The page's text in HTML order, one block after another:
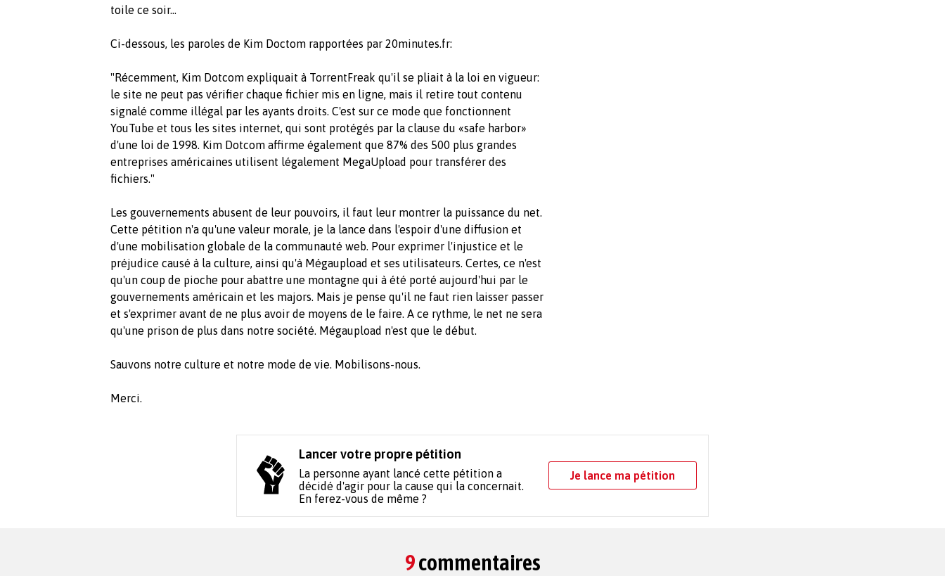
toile ce soir...
Ci-dessous, les paroles de Kim Doctom rapportées par 20minutes.fr:
"Récemment, Kim Dotcom expliquait à TorrentFreak qu'il se pliait à la loi en vigueur:
le site ne peut pas vérifier chaque fichier mis en ligne, mais il retire tout contenu
signalé comme illégal par les ayants droits. C'est sur ce mode que fonctionnent
YouTube et tous les sites internet, qui sont protégés par la clause du «safe harbor»
d'une loi de 1998. Kim Dotcom affirme également que 87% des 500 plus grandes
entreprises américaines utilisent légalement MegaUpload pour transférer des
fichiers."
Les gouvernements abusent de leur pouvoirs, il faut leur montrer la puissance du net.
Cette pétition n'a qu'une valeur morale, je la lance dans l'espoir d'une diffusion et
d'une mobilisation globale de la communauté web. Pour exprimer l'injustice et le
préjudice causé à la culture, ainsi qu'à Mégaupload et ses utilisateurs. Certes, ce n'est
qu'un coup de pioche pour abattre une montagne qui à été porté aujourd'hui par le
gouvernements américain et les majors. Mais je pense qu'il ne faut rien laisser passer
et s'exprimer avant de ne plus avoir de moyens de le faire. A ce rythme, le net ne sera
qu'une prison de plus dans notre société. Mégaupload n'est que le début.
Sauvons notre culture et notre mode de vie. Mobilisons-nous.
Merci.
Lancer votre propre pétition
La personne ayant lancé cette pétition a
décidé d'agir pour la cause qui la concernait.
En ferez-vous de même ?
Je lance ma pétition
9commentaires